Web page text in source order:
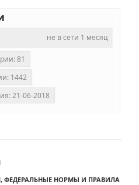
не в сети 1 месяц
81
1442
21-06-2018
, ФЕДЕРАЛЬНЫЕ НОРМЫ И ПРАВИЛА